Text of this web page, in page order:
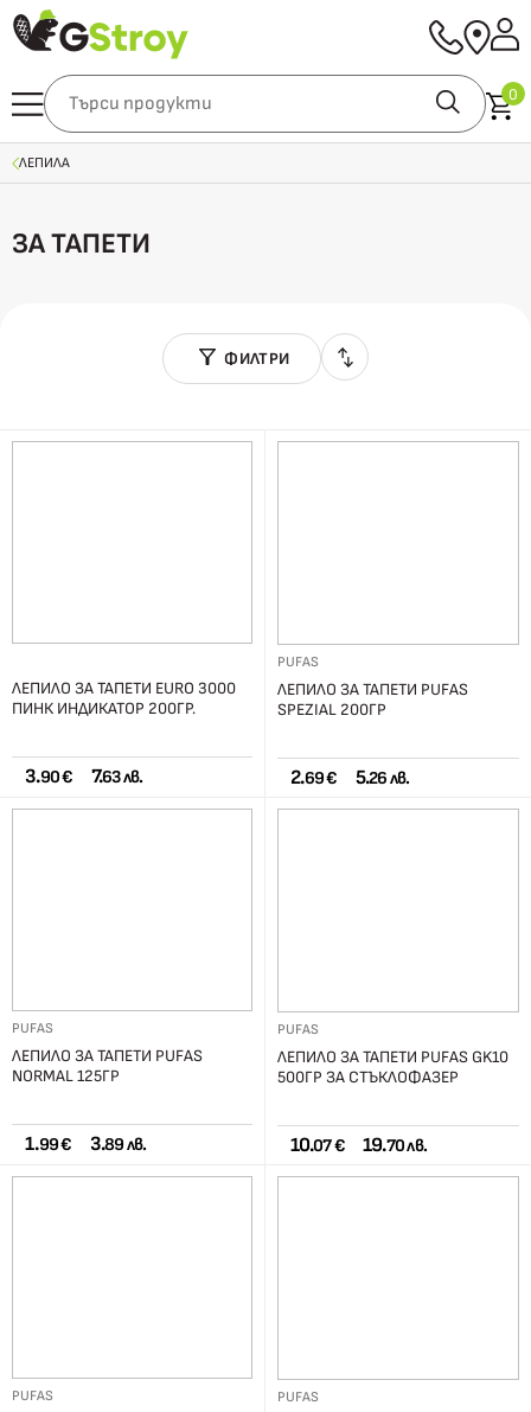
0
ЛЕПИЛА
ЗА ТАПЕТИ
ФИЛТРИ
ЛЕПИЛО ЗА ТАПЕТИ EURO 3000
ПИНК ИНДИКАТОР 200ГР.
3.90 € 7.63 лв.
PUFAS
ЛЕПИЛО ЗА ТАПЕТИ PUFAS
SPEZIAL 200ГР
2.69 € 5.26 лв.
PUFAS
ЛЕПИЛО ЗА ТАПЕТИ PUFAS
NORMAL 125ГР
1.99 € 3.89 лв.
PUFAS
ЛЕПИЛО ЗА ТАПЕТИ PUFAS GK10
500ГР ЗА СТЪКЛОФАЗЕР
10.07 € 19.70 лв.
PUFAS PUFAS